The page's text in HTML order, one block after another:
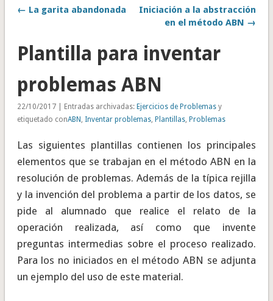
← La garita abandonada
Iniciación a la abstracción
en el método ABN →
Plantilla para inventar
problemas ABN
22/10/2017 | Entradas archivadas: Ejercicios de Problemasy
etiquetado conABN , Inventar problemas, Plantillas, Problemas
Las siguientes plantillas contienen los principales
elementos que se trabajan en el método ABN en la
resolución de problemas. Además de la típica rejilla
y la invención del problema a partir de los datos, se
pide al alumnado que realice el relato de la
operación realizada, así como que invente
preguntas intermedias sobre el proceso realizado.
Para los no iniciados en el método ABN se adjunta
un ejemplo del uso de este material.